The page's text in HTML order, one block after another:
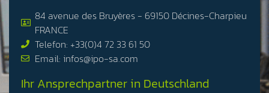
84 avenue des Bruyères - 69150 Décines-Charpieu
FRANCE
Telefon: +33(0)4 72 33 61 50
Email: infos@ipo-sa.com
Ihr Ansprechpartner in Deutschland